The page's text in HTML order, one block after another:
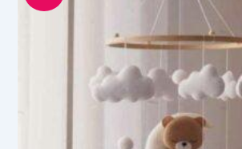
original
S/ 85.00.